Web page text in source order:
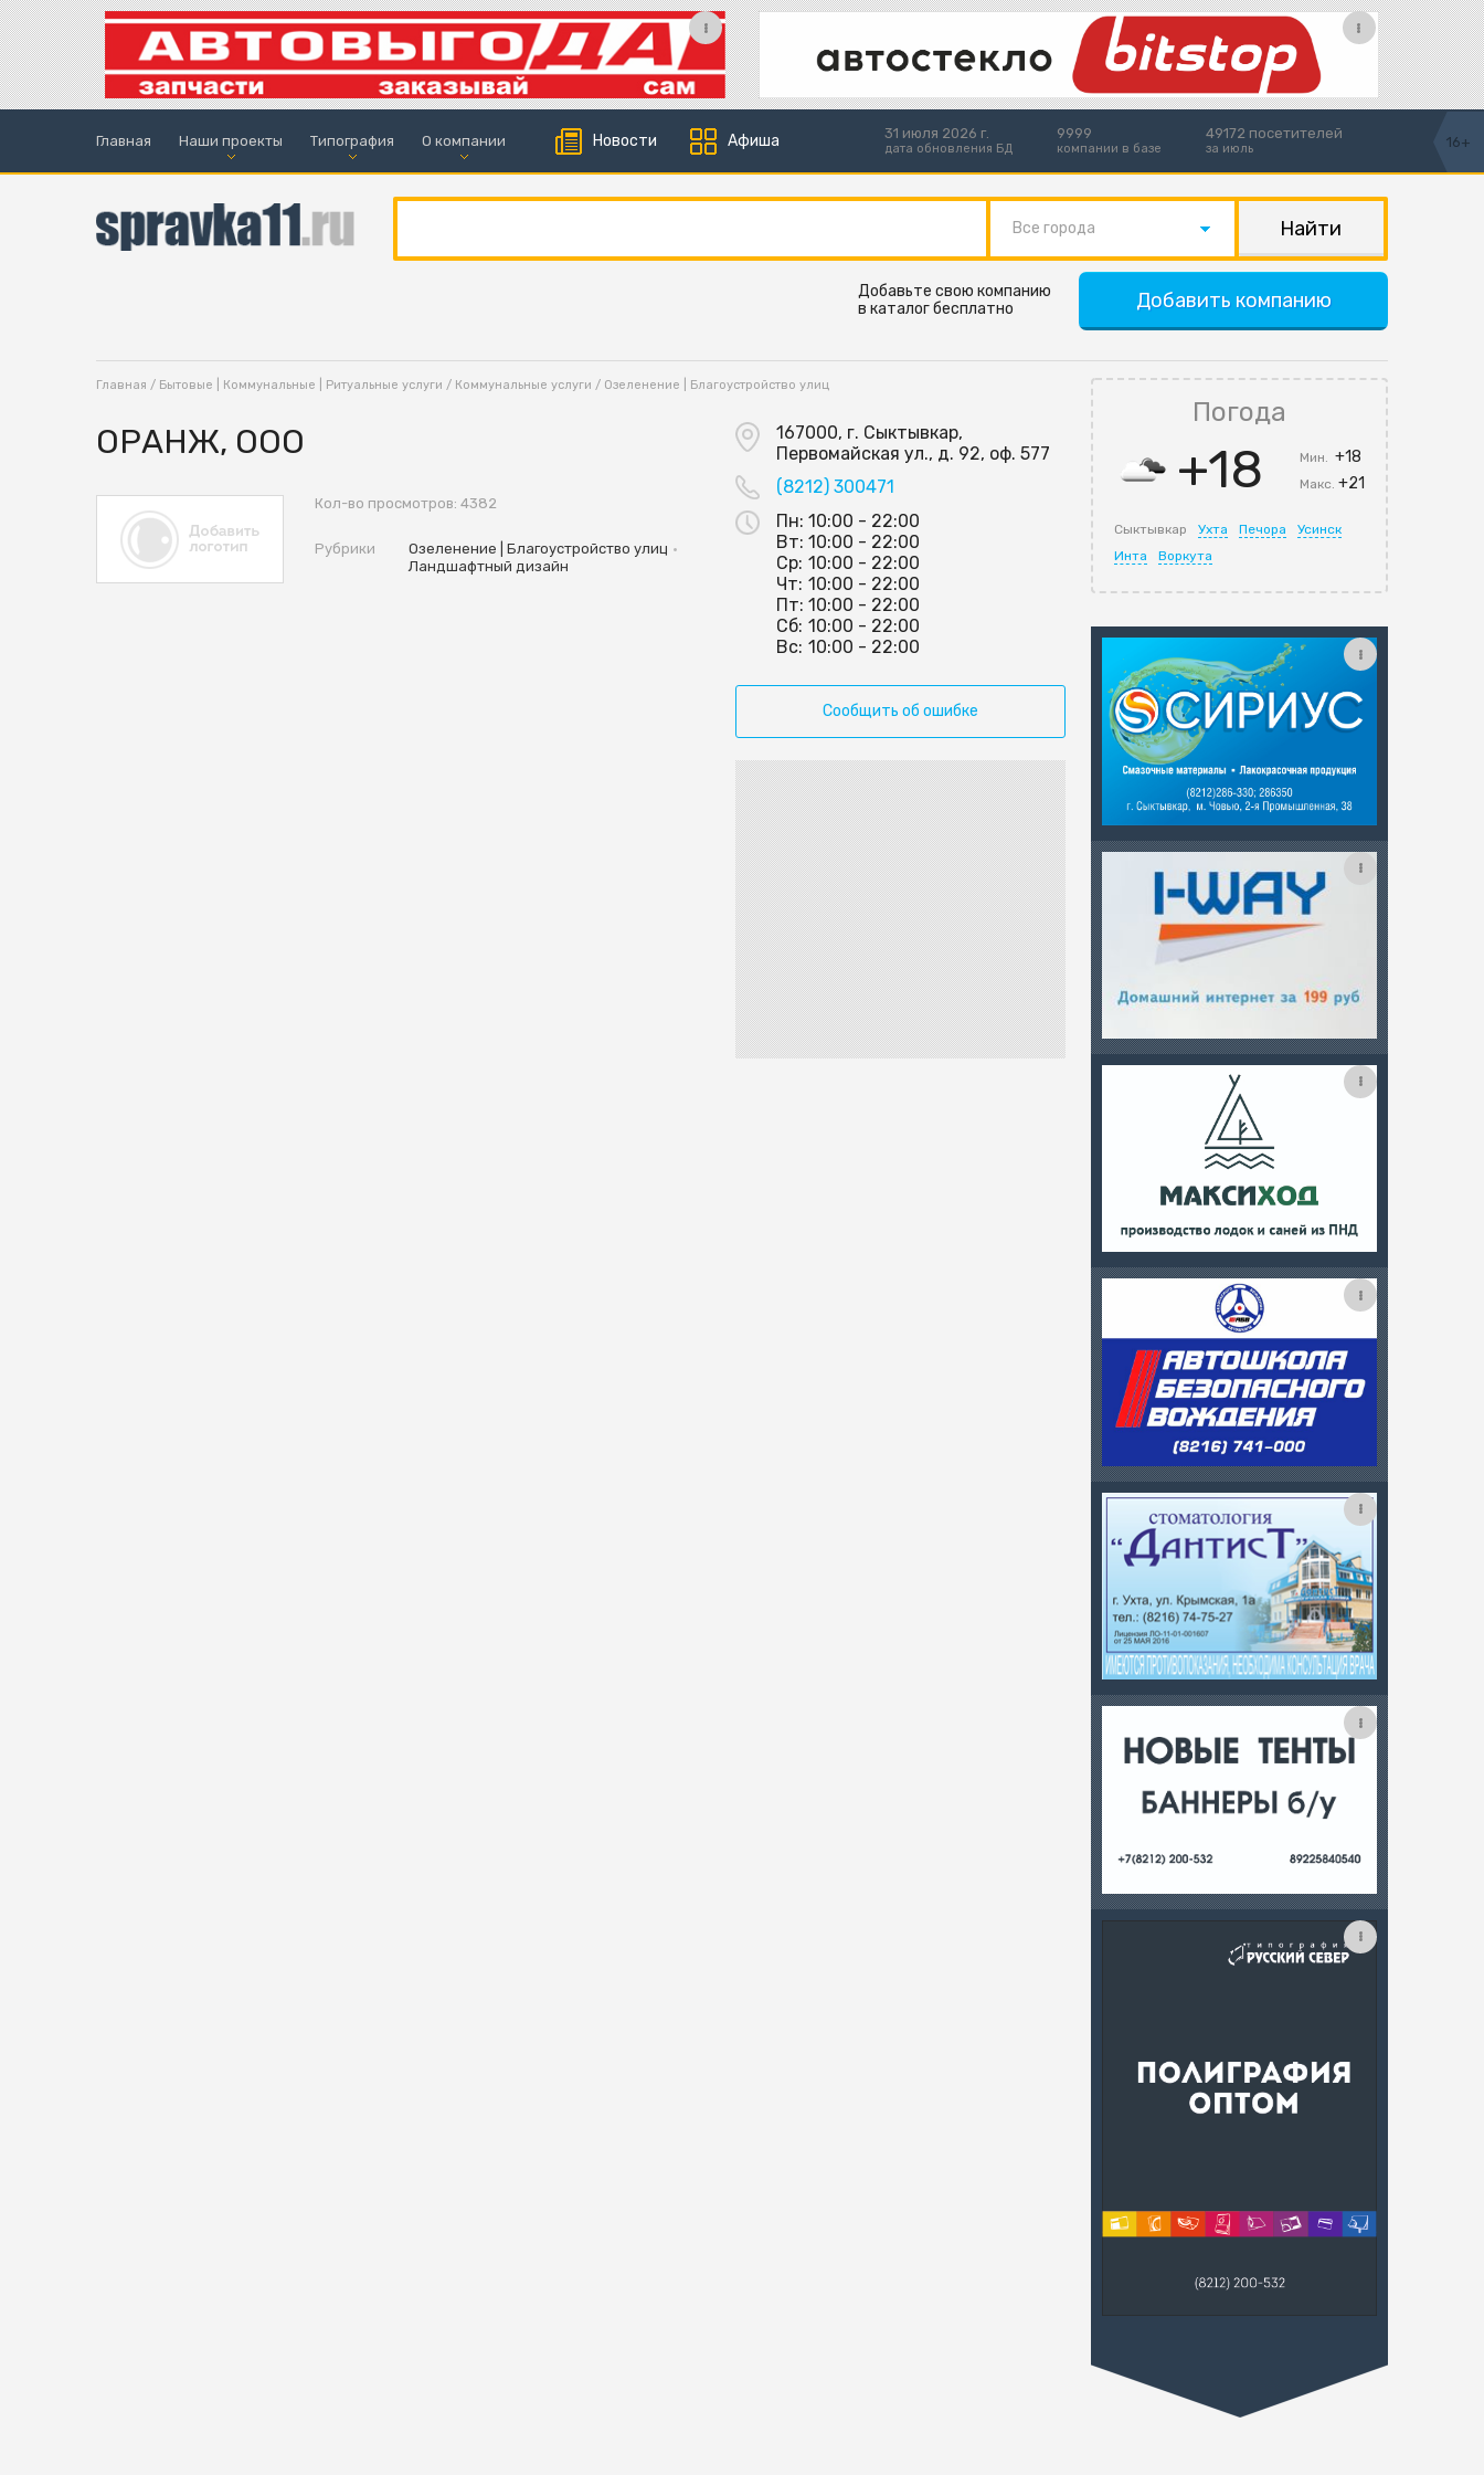
Главная Наши проекты Типография О компании Новости Афиша 31 июля 2026 г.
дата обновления БД
9999
компании в базе
49172 посетителей
за июль 16+
Все города
Добавить компанию
Добавьте свою компанию
в каталог бесплатно
Главная / Бытовые | Коммунальные | Ритуальные услуги / Коммунальные услуги / Озеленение | Благоустройство улиц
ОРАНЖ, ООО
Кол-во просмотров: 4382
Рубрики Озеленение | Благоустройство улиц •
Ландшафтный дизайн
167000, г. Сыктывкар,
Первомайская ул., д. 92, оф. 577
(8212) 300471
Пн:10:00 - 22:00
Вт:10:00 - 22:00
Ср: 10:00 - 22:00
Чт: 10:00 - 22:00
Пт:10:00 - 22:00
Сб: 10:00 - 22:00
Вс: 10:00 - 22:00
Сообщить об ошибке
Погода
+18 Мин.+18
Макс.+21
Сыктывкар Ухта Печора
Усинск
Инта
Воркута